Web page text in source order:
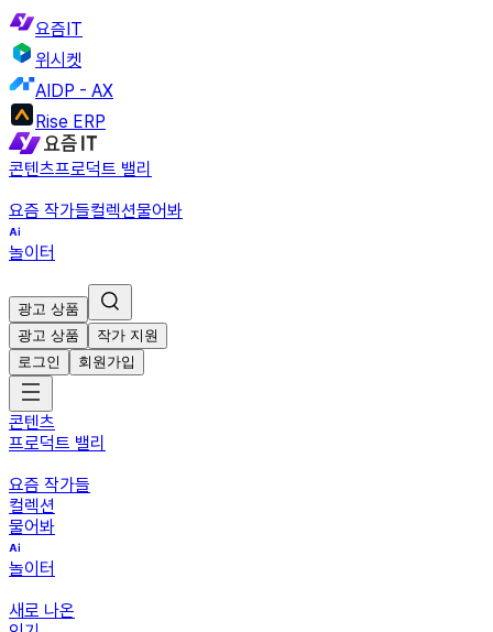
요즘IT
위시켓
AIDP - AX
Rise ERP
콘텐츠프로덕트 밸리
요즘 작가들컬렉션물어봐
놀이터
광고 상품
광고 상품
작가 지원
로그인
회원가입
콘텐츠
프로덕트 밸리
요즘 작가들
컬렉션
물어봐
놀이터
새로 나온